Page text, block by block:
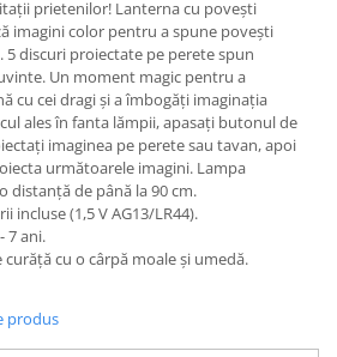
prietenilor! Lanterna cu povești
imagini color pentru a spune povești
discuri proiectate pe perete spun
Un moment magic pentru a
cu cei dragi și a îmbogăți imaginația
ales în fanta lămpii, apasați butonul de
imaginea pe perete sau tavan, apoi
următoarele imagini. Lampa
distanță de până la 90 cm.
incluse (1,5 V AG13/LR44).
7 ani.
curăță cu o cârpă moale și umedă.
produs